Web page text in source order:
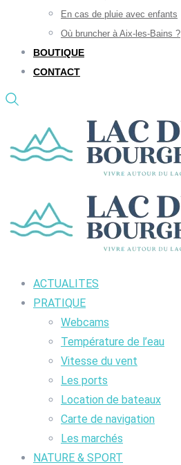
En cas de pluie avec enfants
Où bruncher à Aix-les-Bains ?
BOUTIQUE
CONTACT
ACTUALITES
PRATIQUE
Webcams
Température de l’eau
Vitesse du vent
Les ports
Location de bateaux
Carte de navigation
Les marchés
NATURE & SPORT